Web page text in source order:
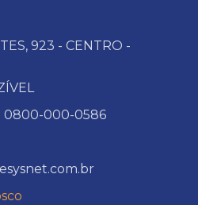
923 - CENTRO -
0800-000-0586